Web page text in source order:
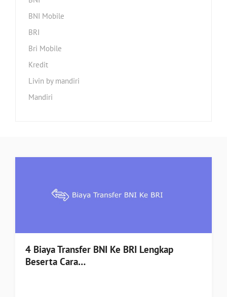
BNI Mobile
BRI
Bri Mobile
Kredit
Livin by mandiri
Mandiri
4 Biaya Transfer BNI Ke BRI Lengkap
Beserta Cara…